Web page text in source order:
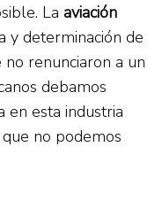
La aviación
y determinación de
renunciaron a un
debamos
en esta industria
no podemos